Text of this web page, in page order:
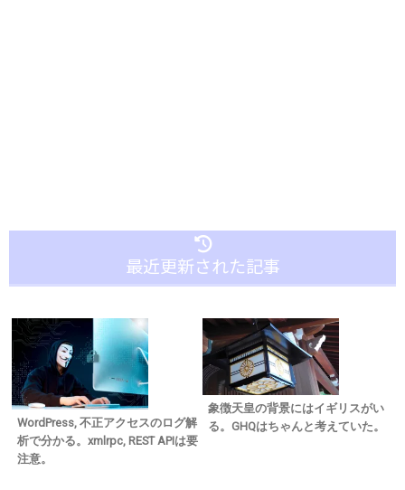
最近更新された記事
WordPress, 不正アクセスのログ解
析で分かる。xmlrpc, REST APIは要
注意。
象徴天皇の背景にはイギリスがい
る。GHQはちゃんと考えていた。